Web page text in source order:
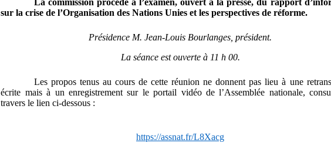
La commission procède à l’examen, ouvert à la presse, du rapport
sur la crise de l’Organisation des Nations Unies et les perspectives de réforme.
Présidence M. Jean-Louis Bourlanges, président.
La séance est ouverte à 11 h 00.
Les propos tenus au cours de cette réunion ne donnent pas lieu à une
écrite mais à un enregistrement sur le portail vidéo de l’Assemblée nationale,
travers le lien ci-dessous :
https://assnat.fr/L8Xacg